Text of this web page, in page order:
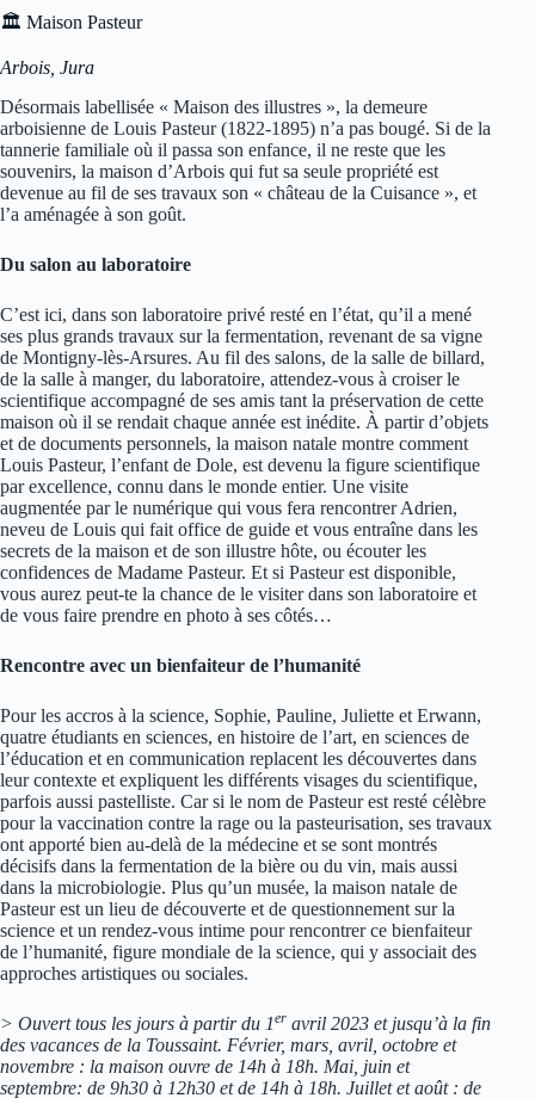
🏛 Maison Pasteur
Arbois, Jura
Désormais labellisée « Maison des illustres », la demeure
arboisienne de Louis Pasteur (1822-1895) n’a pas bougé. Si de la
tannerie familiale où il passa son enfance, il ne reste que les
souvenirs, la maison d’Arbois qui fut sa seule propriété est
devenue au fil de ses travaux son « château de la Cuisance », et
l’a aménagée à son goût.
Du salon au laboratoire
C’est ici, dans son laboratoire privé resté en l’état, qu’il a mené
ses plus grands travaux sur la fermentation, revenant de sa vigne
de Montigny-lès-Arsures. Au fil des salons, de la salle de billard,
de la salle à manger, du laboratoire, attendez-vous à croiser le
scientifique accompagné de ses amis tant la préservation de cette
maison où il se rendait chaque année est inédite. À partir d’objets
et de documents personnels, la maison natale montre comment
Louis Pasteur, l’enfant de Dole, est devenu la figure scientifique
par excellence, connu dans le monde entier. Une visite
augmentée par le numérique qui vous fera rencontrer Adrien,
neveu de Louis qui fait office de guide et vous entraîne dans les
secrets de la maison et de son illustre hôte, ou écouter les
confidences de Madame Pasteur. Et si Pasteur est disponible,
vous aurez peut-te la chance de le visiter dans son laboratoire et
de vous faire prendre en photo à ses côtés…
Rencontre avec un bienfaiteur de l’humanité
Pour les accros à la science, Sophie, Pauline, Juliette et Erwann,
quatre étudiants en sciences, en histoire de l’art, en sciences de
l’éducation et en communication replacent les découvertes dans
leur contexte et expliquent les différents visages du scientifique,
parfois aussi pastelliste. Car si le nom de Pasteur est resté célèbre
pour la vaccination contre la rage ou la pasteurisation, ses travaux
ont apporté bien au-delà de la médecine et se sont montrés
décisifs dans la fermentation de la bière ou du vin, mais aussi
dans la microbiologie. Plus qu’un musée, la maison natale de
Pasteur est un lieu de découverte et de questionnement sur la
science et un rendez-vous intime pour rencontrer ce bienfaiteur
de l’humanité, figure mondiale de la science, qui y associait des
approches artistiques ou sociales.
> Ouvert tous les jours à partir du 1er avril 2023 et jusqu’à la fin
des vacances de la Toussaint. Février, mars, avril, octobre et
novembre : la maison ouvre de 14h à 18h. Mai, juin et
septembre: de 9h30 à 12h30 et de 14h à 18h. Juillet et août : de